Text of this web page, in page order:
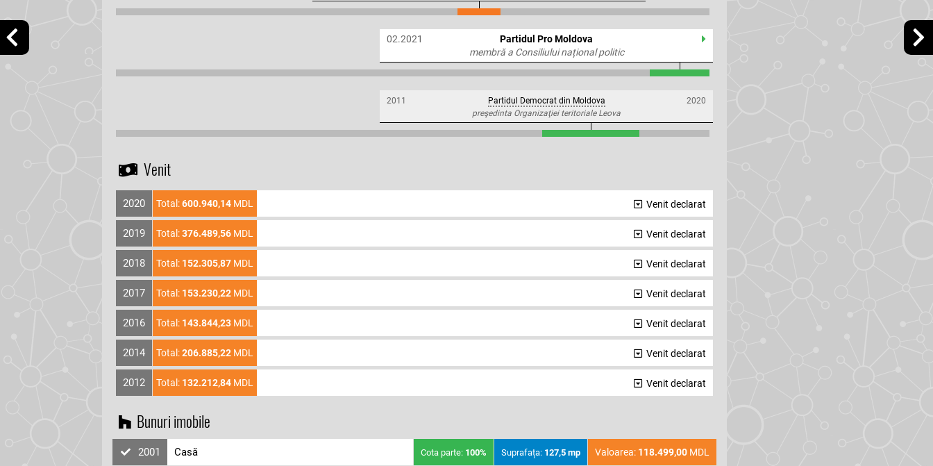
02.2021
Partidul Pro Moldova
membră a Consiliului național politic
2011 Partidul Democrat din Moldova
2020
preşedinta Organizaţiei teritoriale Leova
Venit
2020 Total:600.940,14 MDL Venit declarat
2019 Total:376.489,56 MDL Venit declarat
2018 Total: 152.305,87 MDL Venit declarat
2017 Total: 153.230,22 MDL Venit declarat
2016 Total: 143.844,23 MDL Venit declarat
2014 Total:206.885,22 MDL Venit declarat
2012 Total: 132.212,84 MDL Venit declarat
Bunuri imobile
2001 Casă Valoarea: 118.499,00 MDL
Suprafața: 127,5 mp
Cota parte: 100%